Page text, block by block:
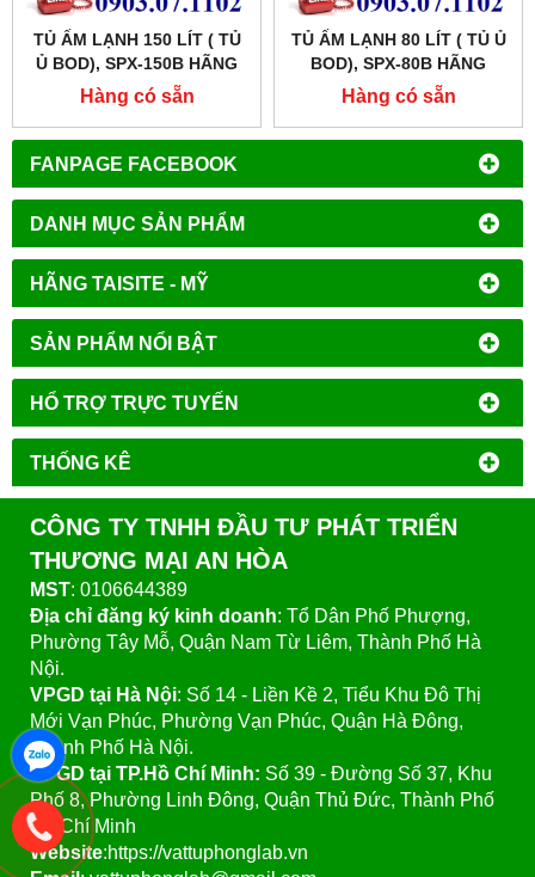
FANPAGE FACEBOOK
DANH MỤC SẢN PHẨM
HÃNG TAISITE - MỸ
SẢN PHẨM NỔI BẬT
HỔ TRỢ TRỰC TUYẾN
THỐNG KÊ
TỦ ẤM LẠNH 150 LÍT ( TỦ
Ủ BOD), SPX-150B HÃNG
XINGCHEN SHKT
Hàng có sẵn
TỦ ẤM LẠNH 80 LÍT ( TỦ Ủ
BOD), SPX-80B HÃNG
XINGCHEN SHKT
Hàng có sẵn
CÔNG TY TNHH ĐẦU TƯ PHÁT TRIỂN
THƯƠNG MẠI AN HÒA
MST: 0106644389
Địa chỉ đăng ký kinh doanh: Tổ Dân Phố Phượng,
Phường Tây Mỗ, Quận Nam Từ Liêm, Thành Phố Hà
Nội.
VPGD tại Hà Nội: Số 14 - Liền Kề 2, Tiểu Khu Đô Thị
Mới Vạn Phúc, Phường Vạn Phúc, Quận Hà Đông,
Thành Phố Hà Nội.
VPGD tại TP.Hồ Chí Minh: Số 39 - Đường Số 37, Khu
Phố 8, Phường Linh Đông, Quận Thủ Đức, Thành Phố
Hồ Chí Minh
Website:https://vattuphonglab.vn